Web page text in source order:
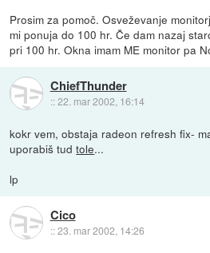
Prosim za pomoč. Osveževanje
mi ponuja do 100 hr. Če dam nazaj
pri 100 hr. Okna imam ME monitor pa
ChiefThunder
::22. mar 2002, 16:14
kokr vem, obstaja radeon refresh fix-
uporabiš tudtole...
lp
Cico
::23. mar 2002, 14:26